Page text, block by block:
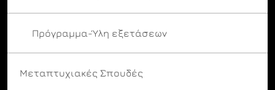
Πρόγραμμα-Ύλη εξετάσεων
Μεταπτυχιακές Σπουδές